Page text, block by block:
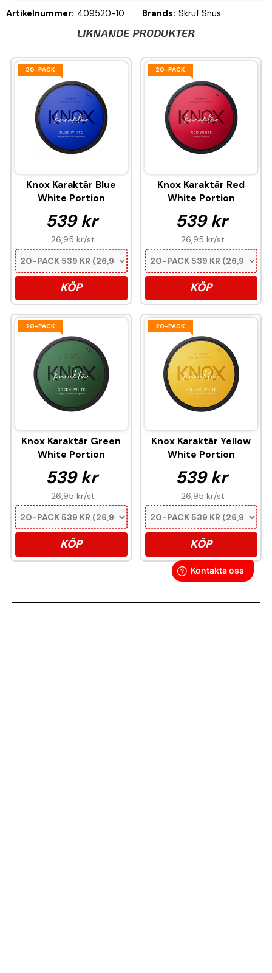
Artikelnummer: 409520-10 Brands: Skruf Snus
LIKNANDE PRODUKTER
20-PACK
Knox Karaktär Blue
White Portion
539 kr
26,95 kr/st
KÖP
20-PACK
Knox Karaktär Red
White Portion
539 kr
26,95 kr/st
KÖP
20-PACK
Knox Karaktär Green
White Portion
539 kr
26,95 kr/st
KÖP
20-PACK
Knox Karaktär Yellow
White Portion
539 kr
26,95 kr/st
KÖP